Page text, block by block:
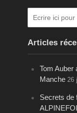
Articles
Tom Auber
Manche 26
Secrets de